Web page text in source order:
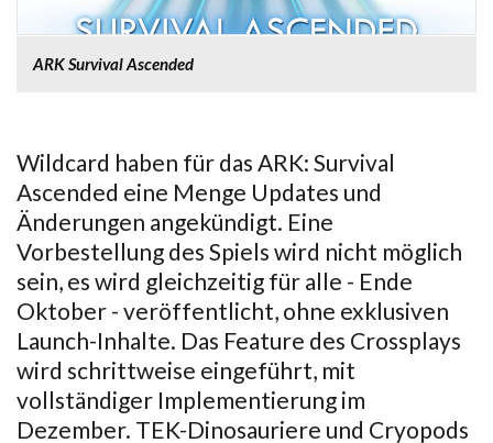
ARK Survival Ascended
Wildcard haben für das ARK: Survival
Ascended eine Menge Updates und
Änderungen angekündigt. Eine
Vorbestellung des Spiels wird nicht möglich
sein, es wird gleichzeitig für alle - Ende
Oktober - veröffentlicht, ohne exklusiven
Launch-Inhalte. Das Feature des Crossplays
wird schrittweise eingeführt, mit
vollständiger Implementierung im
Dezember. TEK-Dinosauriere und Cryopods